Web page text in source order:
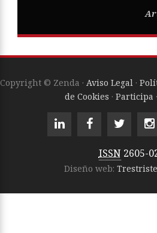
Copyright © Zenda · Aviso Legal ·
de Cookies · Participa ·
ISSN 2605-
Diseño web: